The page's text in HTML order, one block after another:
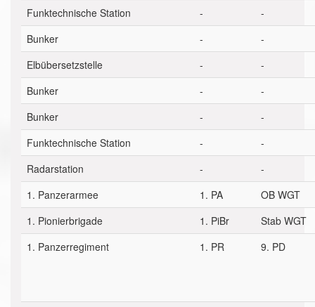
Funktechnische Station
-
-
Bunker
-
-
Elbübersetzstelle
-
-
Bunker
-
-
Bunker
-
-
Funktechnische Station
-
-
Radarstation
-
-
1. Panzerarmee
1. PA
OB WGT
1. Pionierbrigade
1. PiBr
Stab WGT
1. Panzerregiment
1. PR 9. PD